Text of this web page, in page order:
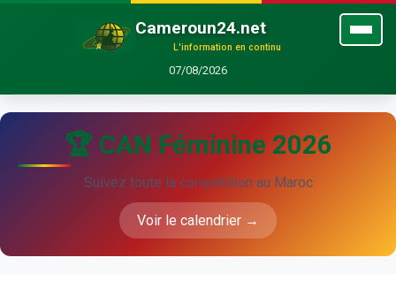
Cameroun24.net
L'information en continu
07/08/2026
🏆 CAN Féminine 2026
Suivez toute la compétition au Maroc
Voir le calendrier →